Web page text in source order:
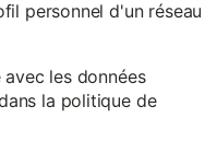
personnel d'un réseau
les données
la politique de